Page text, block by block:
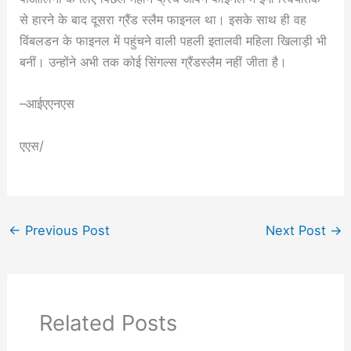
से हारने के बाद दूसरा ग्रैंड स्लैम फाइनल था। इसके साथ ही वह
विंबलडन के फाइनल में पहुंचने वाली पहली इतालवी महिला खिलाड़ी भी
बनीं। उन्होंने अभी तक कोई सिंगल्स ग्रैंडस्लैम नहीं जीता है।
–आईएएनएस
एएस/
← Previous Post Next Post →
Related Posts